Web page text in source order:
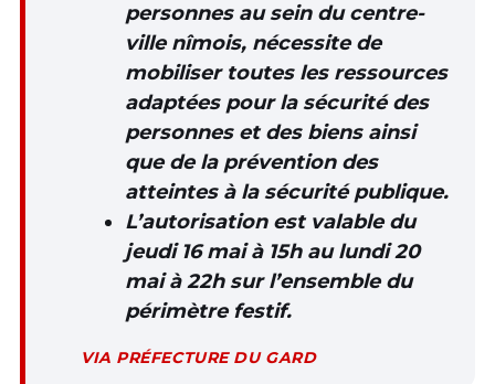
personnes au sein du centre-
ville nîmois, nécessite de
mobiliser toutes les ressources
adaptées pour la sécurité des
personnes et des biens ainsi
que de la prévention des
atteintes à la sécurité publique.
L’autorisation est valable du
jeudi 16 mai à 15h au lundi 20
mai à 22h sur l’ensemble du
périmètre festif.
VIA PRÉFECTURE DU GARD